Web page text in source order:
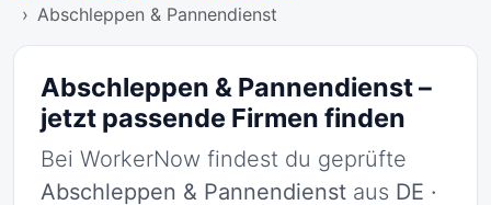
Abschleppen & Pannendienst
Abschleppen & Pannendienst –
jetzt passende Firmen finden
Bei WorkerNow findest du geprüfte
Abschleppen & Pannendienst aus DE ·